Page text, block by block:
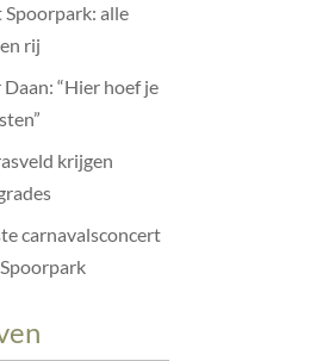
Spoorpark: alle
rij
“Hier hoef je
krijgen
carnavalsconcert